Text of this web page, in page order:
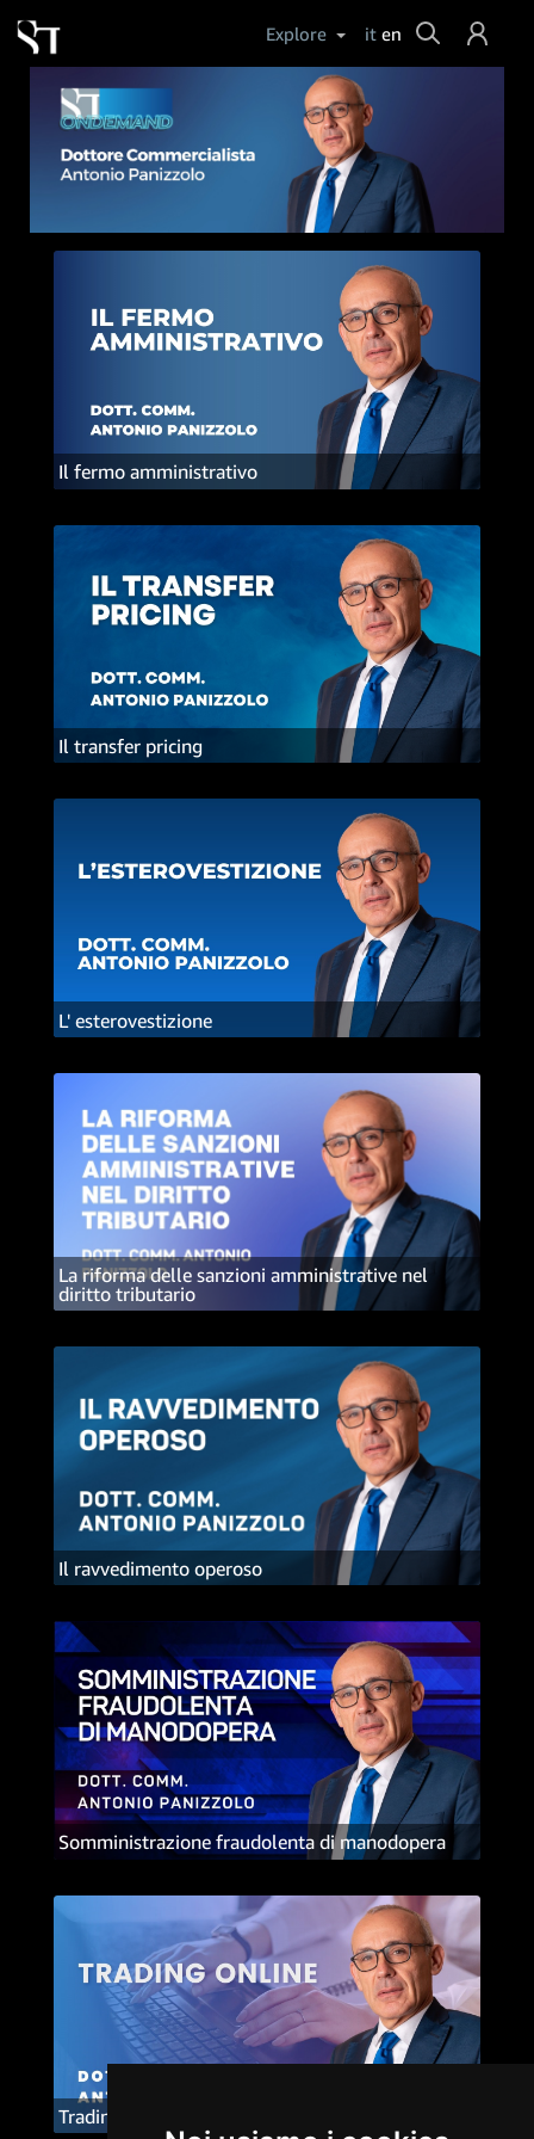
Explore it en Cerca
Il fermo amministrativo
Il transfer pricing
L' esterovestizione
La riforma delle sanzioni amministrative nel
diritto tributario
Il ravvedimento operoso
Somministrazione fraudolenta di manodopera
Trading online